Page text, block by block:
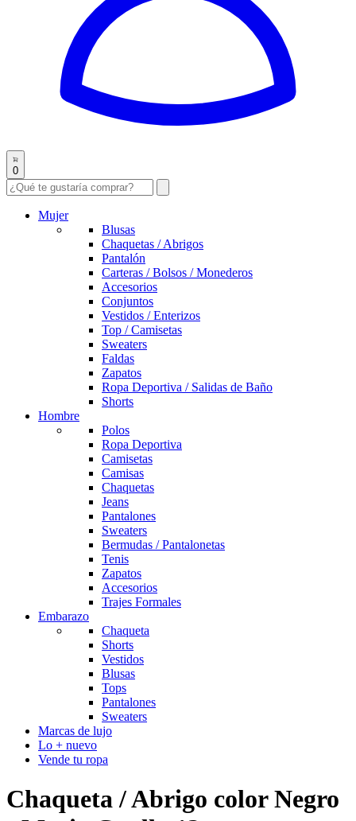
0
Mujer
Blusas
Chaquetas / Abrigos
Pantalón
Carteras / Bolsos / Monederos
Accesorios
Conjuntos
Vestidos / Enterizos
Top / Camisetas
Sweaters
Faldas
Zapatos
Ropa Deportiva / Salidas de Baño
Shorts
Hombre
Polos
Ropa Deportiva
Camisetas
Camisas
Chaquetas
Jeans
Pantalones
Sweaters
Bermudas / Pantalonetas
Tenis
Zapatos
Accesorios
Trajes Formales
Embarazo
Chaqueta
Shorts
Vestidos
Blusas
Tops
Pantalones
Sweaters
Marcas de lujo
Lo + nuevo
Vende tu ropa
Chaqueta / Abrigo color Negro